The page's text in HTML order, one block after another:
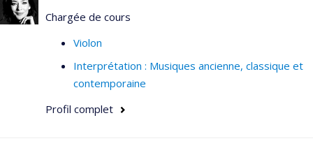
Chargée de cours
Violon
Interprétation : Musiques ancienne, classique et
contemporaine
Profil complet